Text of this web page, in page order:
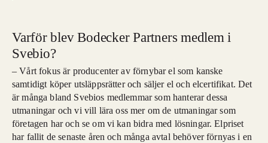
Varför blev Bodecker Partners medlem i
Svebio?
– Vårt fokus är producenter av förnybar el som kanske
samtidigt köper utsläppsrätter och säljer el och elcertifikat. Det
är många bland Svebios medlemmar som hanterar dessa
utmaningar och vi vill lära oss mer om de utmaningar som
företagen har och se om vi kan bidra med lösningar. Elpriset
har fallit de senaste åren och många avtal behöver förnyas i en